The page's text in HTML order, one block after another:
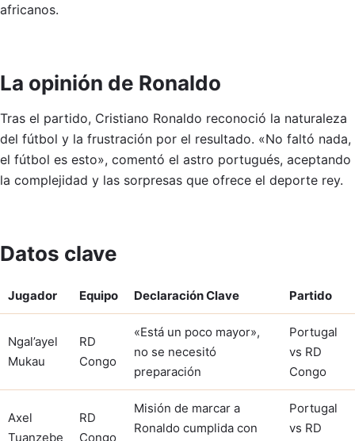
africanos.
La opinión de Ronaldo
Tras el partido, Cristiano Ronaldo reconoció la naturaleza
del fútbol y la frustración por el resultado. «No faltó nada,
el fútbol es esto», comentó el astro portugués, aceptando
la complejidad y las sorpresas que ofrece el deporte rey.
Datos clave
Jugador Equipo Declaración Clave Partido
Ngal’ayel
Mukau
RD
Congo
«Está un poco mayor»,
no se necesitó
preparación
Portugal
vs RD
Congo
Axel
Tuanzebe
RD
Congo
Misión de marcar a
Ronaldo cumplida con
Portugal
vs RD